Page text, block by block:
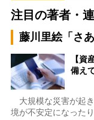
注目の著者・
藤川里絵「さ
【資
備え
大規模な災害が起
境が不安定になった